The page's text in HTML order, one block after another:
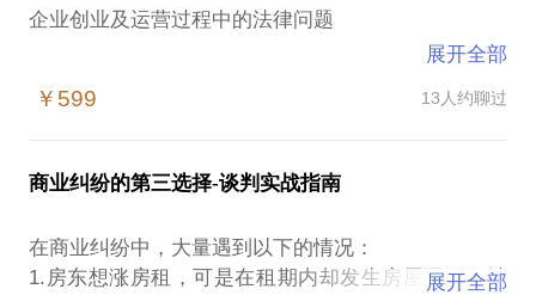
企业创业及运营过程中的法律问题
比如：
配股权？
2、如何面对企业员工的大量流失？如何做股权激励才
3、品牌商标管理如何管理，有哪些风险？
4、企业的广告如何宣传才能避免掉坑？
展开全部
￥599 13人约聊过
商业纠纷的第三选择-谈判实战指南
在商业纠纷中，大量遇到以下的情况：
1.房东想涨房租，可是在租期内却发生房屋漏雨，消
展开全部